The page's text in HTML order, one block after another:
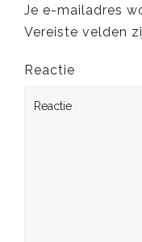
Je e-mailadres
Vereiste velden
Reactie